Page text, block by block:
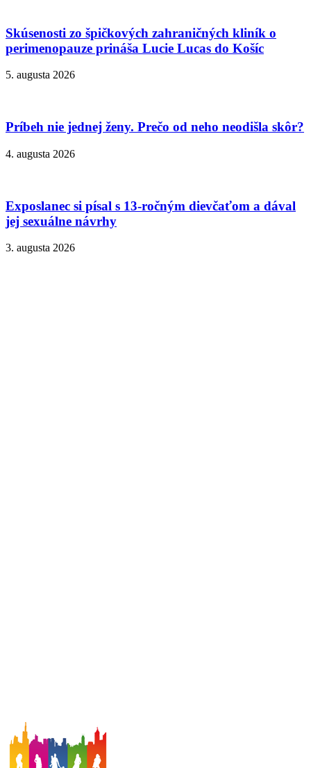
Skúsenosti zo špičkových zahraničných kliník o
perimenopauze prináša Lucie Lucas do Košíc
5. augusta 2026
Príbeh nie jednej ženy. Prečo od neho neodišla skôr?
4. augusta 2026
Exposlanec si písal s 13-ročným dievčaťom a dával
jej sexuálne návrhy
3. augusta 2026